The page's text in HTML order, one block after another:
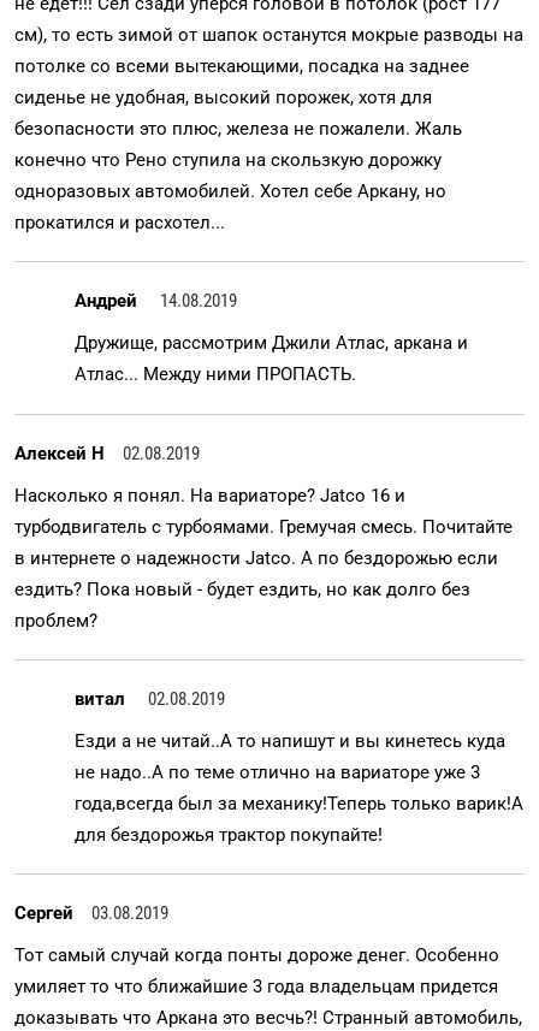
см), то есть зимой от шапок останутся мокрые разводы на
потолке со всеми вытекающими, посадка на заднее
сиденье не удобная, высокий порожек, хотя для
безопасности это плюс, железа не пожалели. Жаль
конечно что Рено ступила на скользкую дорожку
одноразовых автомобилей. Хотел себе Аркану, но
прокатился и расхотел...
Андрей
14.08.2019
Дружище, рассмотрим Джили Атлас, аркана и
Атлас... Между ними ПРОПАСТЬ.
Алексей Н
02.08.2019
Насколько я понял. На вариаторе? Jatco 16 и
турбодвигатель с турбоямами. Гремучая смесь. Почитайте
в интернете о надежности Jatco. А по бездорожью если
ездить? Пока новый - будет ездить, но как долго без
проблем?
витал
02.08.2019
Езди а не читай..А то напишут и вы кинетесь куда
не надо..А по теме отлично на вариаторе уже 3
года,всегда был за механику!Теперь только варик!А
для бездорожья трактор покупайте!
Сергей
03.08.2019
Тот самый случай когда понты дороже денег. Особенно
умиляет то что ближайшие 3 года владельцам придется
доказывать что Аркана это весчь?! Странный автомобиль,